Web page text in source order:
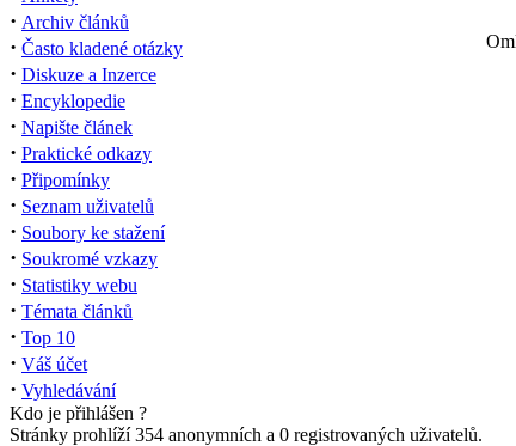
· Archiv článků
· Často kladené otázky
· Diskuze a Inzerce
· Encyklopedie
· Napište článek
· Praktické odkazy
· Připomínky
· Seznam uživatelů
· Soubory ke stažení
· Soukromé vzkazy
· Statistiky webu
· Témata článků
· Top 10
· Váš účet
· Vyhledávání
Kdo je přihlášen ?
Stránky prohlíží 354 anonymních a 0 registrovaných uživatelů.